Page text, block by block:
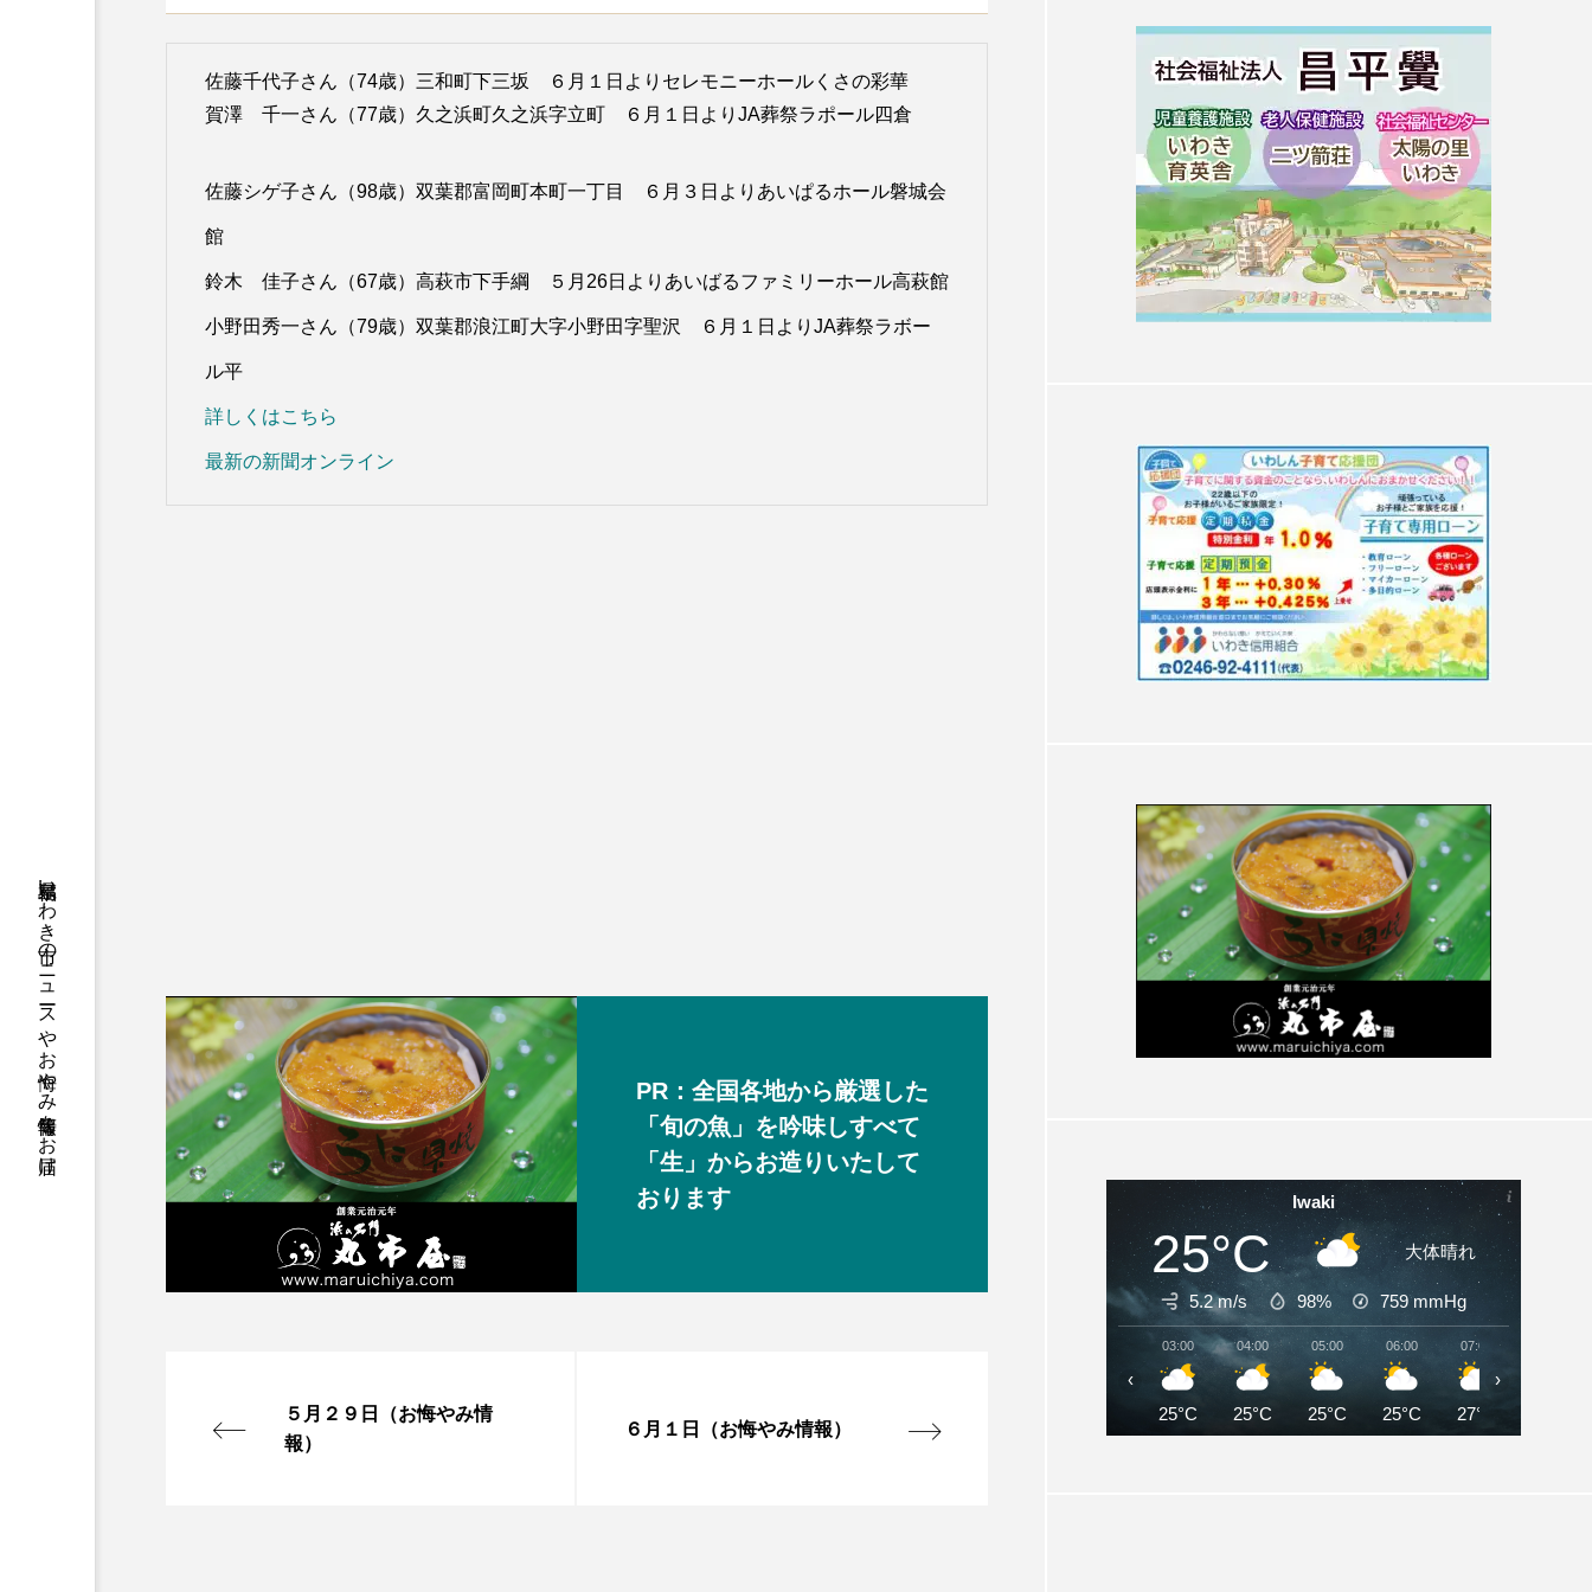
福島県いわき市のニュースやお悔やみ情報等をお届け
佐藤千代子さん（74歳）三和町下三坂 ６月１日よりセレモニーホールくさの彩華
賀澤 千一さん（77歳）久之浜町久之浜字立町 ６月１日よりJA葬祭ラポール四倉
佐藤シゲ子さん（98歳）双葉郡富岡町本町一丁目 ６月３日よりあいぱるホール磐城会
館
鈴木 佳子さん（67歳）高萩市下手綱 ５月26日よりあいばるファミリーホール高萩館
小野田秀一さん（79歳）双葉郡浪江町大字小野田字聖沢 ６月１日よりJA葬祭ラボー
ル平
詳しくはこちら
最新の新聞オンライン
PR：全国各地から厳選した
「旬の魚」を吟味しすべて
「生」からお造りいたして
おります
５月２９日（お悔やみ情
報）
６月１日（お悔やみ情報）
Iwaki
25°C 大体晴れ
5.2 m/s 98% 759mmHg
03:00
25°C
04:00
25°C
05:00
25°C
06:00
25°C
07:00
27°C
‹ ›